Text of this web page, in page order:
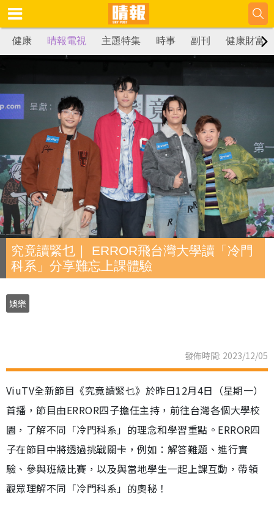
健康 晴報電視 主題特集 時事 副刊 健康財富
究竟讀緊乜｜ ERROR飛台灣大學讀「冷門
科系」分享難忘上課體驗
娛樂
發佈時間: 2023/12/05
ViuTV全新節目《究竟讀緊乜》於昨日12月4日（星期一）
首播，節目由ERROR四子擔任主持，前往台灣各個大學校
園，了解不同「冷門科系」的理念和學習重點。ERROR四
子在節目中將透過挑戰關卡，例如：解答難題、進行實
驗、參與班級比賽，以及與當地學生一起上課互動，帶領
觀眾理解不同「冷門科系」的奧秘！